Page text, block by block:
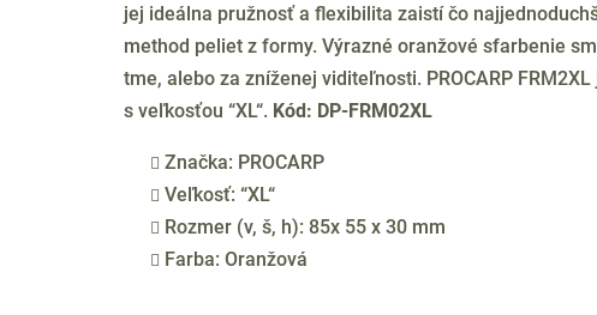
jej ideálna pružnosť a flexibilita zaistí čo
method peliet z formy. Výrazné oranžové sfarbenie
tme, alebo za zníženej viditeľnosti. PROCARP
s veľkosťou “XL“. Kód: DP-FRM02XL
Značka: PROCARP
Veľkosť: “XL“
Rozmer (v, š, h): 85x 55 x 30 mm
Farba: Oranžová